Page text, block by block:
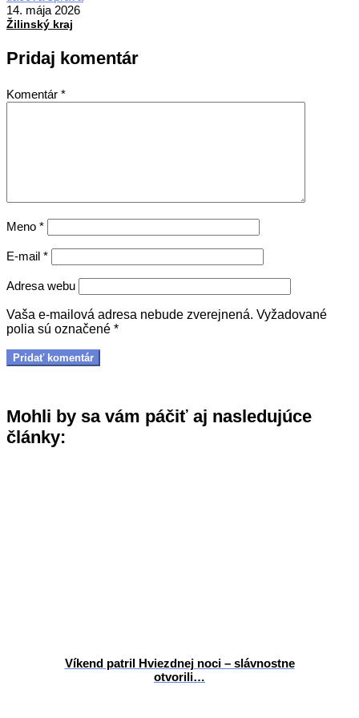
05-
14
14. mája 2026
Žilinský kraj
Pridaj komentár
Komentár *
Meno *
E-mail *
Adresa webu
Vaša e-mailová adresa nebude zverejnená. Vyžadované
polia sú označené *
Mohli by sa vám páčiť aj nasledujúce
články:
Víkend patril Hviezdnej noci – slávnostne
otvorili…